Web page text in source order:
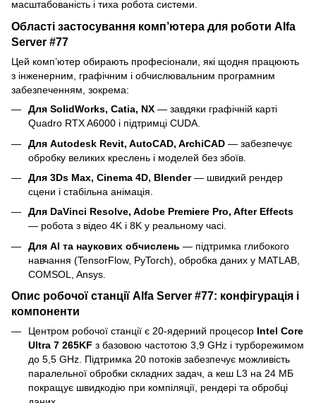
масштабованість і тиха робота системи.
Області застосування комп’ютера для роботи Alfa
Server #77
Цей комп’ютер обирають професіонали, які щодня працюють
з інженерним, графічним і обчислювальним програмним
забезпеченням, зокрема:
Для SolidWorks, Catia, NX — завдяки графічній карті
Quadro RTX A6000 і підтримці CUDA.
Для Autodesk Revit, AutoCAD, ArchiCAD — забезпечує
обробку великих креслень і моделей без збоїв.
Для 3Ds Max, Cinema 4D, Blender— швидкий рендер
сцени і стабільна анімація.
Для DaVinci Resolve, Adobe Premiere Pro, After Effects
— робота з відео 4K і 8K у реальному часі.
Для AI та наукових обчислень — підтримка глибокого
навчання (TensorFlow, PyTorch), обробка даних у MATLAB,
COMSOL, Ansys.
Опис робочої станції Alfa Server #77: конфігурація і
компоненти
Центром робочої станції є 20-ядерний процесор Intel Core
Ultra 7 265KF з базовою частотою 3,9 GHz і турборежимом
до 5,5 GHz. Підтримка 20 потоків забезпечує можливість
паралельної обробки складних задач, а кеш L3 на 24 МБ
покращує швидкодію при компіляції, рендері та обробці